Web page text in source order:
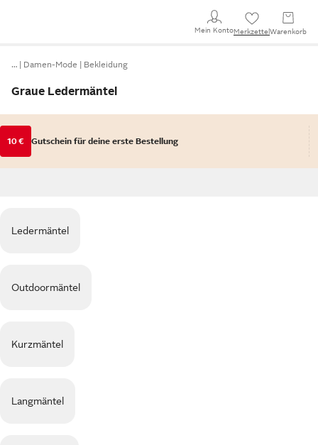
Mein KontoMerkzettel Warenkorb
… Damen-Mode Bekleidung
Graue Ledermäntel
10 € Gutschein für deine erste Bestellung
Ledermäntel
Outdoormäntel
Kurzmäntel
Langmäntel